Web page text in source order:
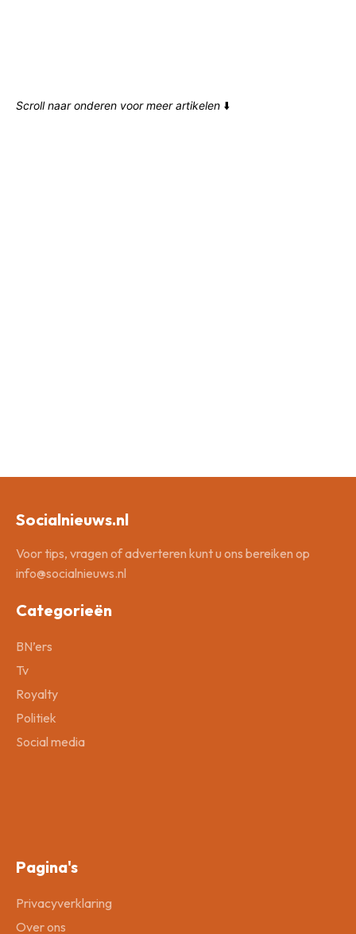
Scroll naar onderen voor meer artikelen ⬇️
Socialnieuws.nl
Voor tips, vragen of adverteren kunt u ons bereiken op
info@socialnieuws.nl
Categorieën
BN’ers
Tv
Royalty
Politiek
Social media
Pagina's
Privacyverklaring
Over ons